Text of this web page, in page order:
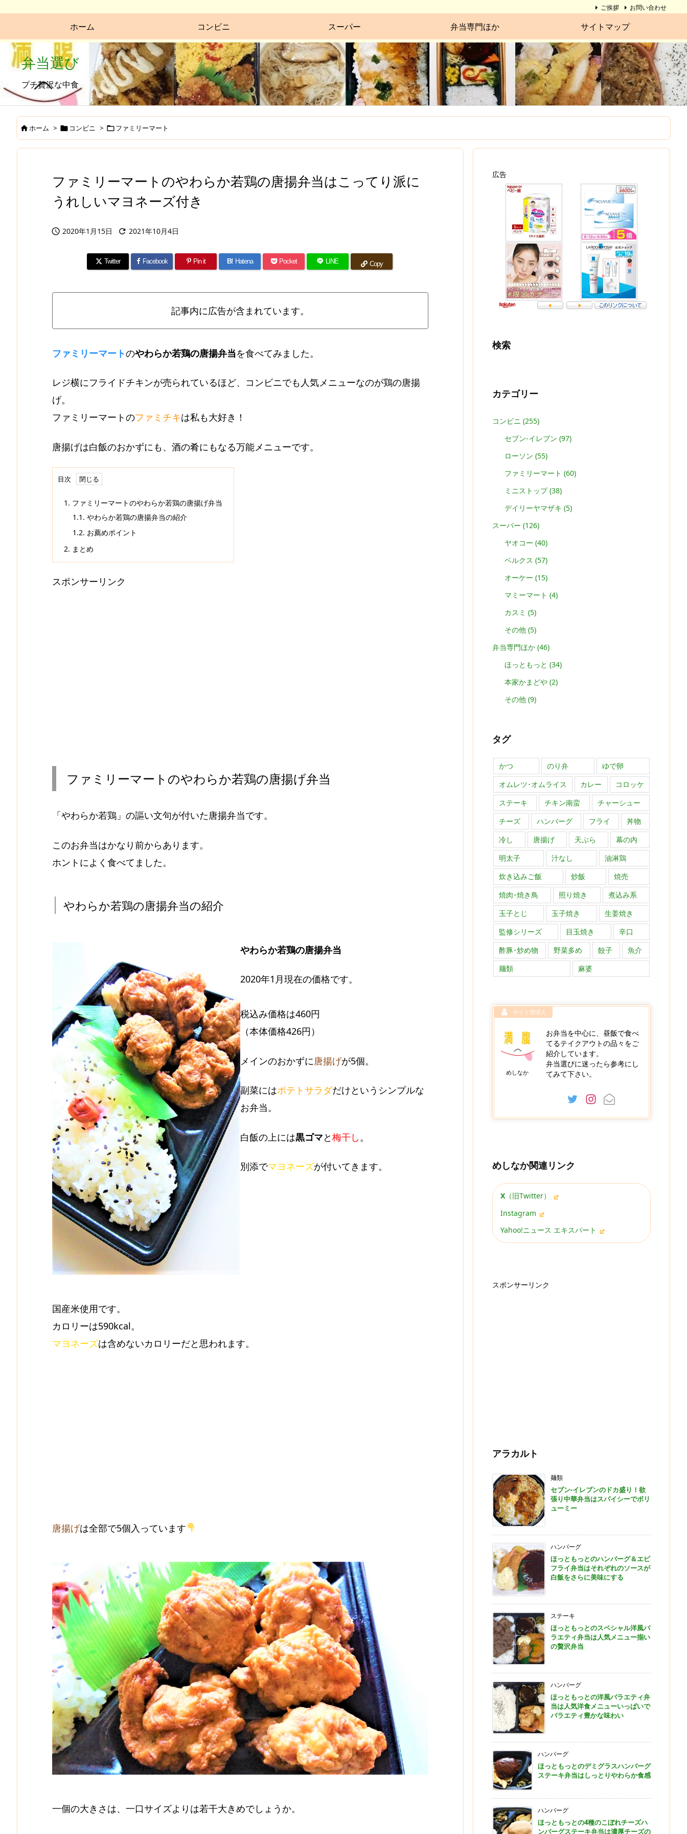
ホーム コンビニ スーパー 弁当専門ほか サイトマップ
ご挨拶 お問い合わせ
弁当選び
プチ贅沢な中食
ホーム >  コンビニ > ファミリーマート
ファミリーマートのやわらか若鶏の唐揚弁当はこってり派に
うれしいマヨネーズ付き
 2020年1月15日  2021年10月4日
Twitter Facebook Pin it B! Hatena Pocket LINE Copy
記事内に広告が含まれています。
ファミリーマートのやわらか若鶏の唐揚弁当を食べてみました。
レジ横にフライドチキンが売られているほど、コンビニでも人気メニューなのが鶏の唐揚
げ。
ファミリーマートのファミチキは私も大好き！
唐揚げは白飯のおかずにも、 酒の肴にもなる万能メニューです。
目次
1. ファミリーマートのやわらか若鶏の唐揚げ弁当
1.1. やわらか若鶏の唐揚弁当の紹介
1.2. お薦めポイント
2. まとめ
スポンサーリンク
ファミリーマートのやわらか若鶏の唐揚げ弁当
「やわらか若鶏」の謳い文句が付いた唐揚弁当です。
このお弁当はかなり前からあります。
ホントによく食べてました。
やわらか若鶏の唐揚弁当の紹介
やわらか若鶏の唐揚弁当
2020年1月現在の価格です。
税込み価格は460円
（本体価格426円）
メインのおかずに唐揚げが5個。
副菜にはポテトサラダだけというシンプルな
お弁当。
白飯の上には黒ゴマと梅干し 。
別添でマヨネーズが付いてきます。
国産米使用です。
カロリーは590kcal。
マヨネーズは含めないカロリーだと思われます。
唐揚げは全部で5個入っています
一個の大きさは、一口サイズよりは若干大きめでしょうか。
広告
検索
カテゴリー
コンビニ (255)
セブン-イレブン(97)
ローソン(55)
ファミリーマート(60)
ミニストップ(38)
デイリーヤマザキ(5)
スーパー (126)
ヤオコー(40)
ベルクス(57)
オーケー(15)
マミーマート(4)
カスミ(5)
その他(5)
弁当専門ほか (46)
ほっともっと(34)
本家かまどや(2)
その他(9)
タグ
かつ のり弁
ゆで卵
オムレツ･オムライス
カレー
コロッケ
ステーキ
チキン南蛮
チャーシュー
チーズ
ハンバーグ フライ
丼物
冷し
唐揚げ 天ぷら
幕の内
明太子
汁なし
油淋鶏
炊き込みご飯
炒飯
焼売
焼肉･焼き鳥
照り焼き
煮込み系
玉子とじ
玉子焼き
生姜焼き
監修シリーズ
目玉焼き
辛口
酢豚･炒め物
野菜多め 餃子
魚介
麺類
麻婆
サイト管理人
めしなか
お弁当を中心に、昼飯で食べ
てるテイクアウトの品々をご
紹介しています。
弁当選びに迷ったら参考にし
てみて下さい。
めしなか関連リンク
X （旧Twitter）
Instagram
Yahoo!ニュース エキスパート
スポンサーリンク
アラカルト
麺類
セブン-イレブンのドカ盛り！欲
張り中華弁当はスパイシーでボリ
ューミー
ハンバーグ
ほっともっとのハンバーグ＆エビ
フライ弁当はそれぞれのソースが
白飯をさらに美味にする
ステーキ
ほっともっとのスペシャル洋風バ
ラエティ弁当は人気メニュー揃い
の贅沢弁当
ハンバーグ
ほっともっとの洋風バラエティ弁
当は人気洋食メニューいっぱいで
バラエティ豊かな味わい
ハンバーグ
ほっともっとのデミグラスハンバーグ
ステーキ弁当はしっとりやわらか食感
ハンバーグ
ほっともっとの4種のこぼれチーズハ
ンバーグステーキ弁当は濃厚チーズの